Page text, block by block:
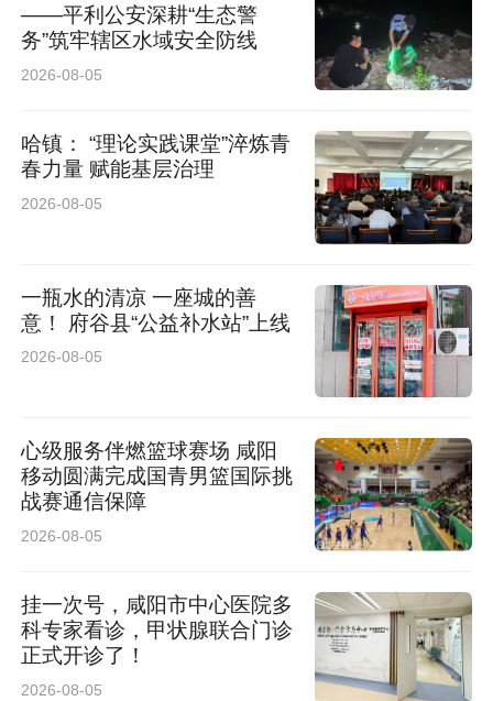
——平利公安深耕“生态警
务”筑牢辖区水域安全防线
2026-08-05
哈镇： “理论实践课堂”淬炼青
春力量 赋能基层治理
2026-08-05
一瓶水的清凉 一座城的善
意！ 府谷县“公益补水站”上线
2026-08-05
心级服务伴燃篮球赛场 咸阳
移动圆满完成国青男篮国际挑
战赛通信保障
2026-08-05
挂一次号，咸阳市中心医院多
科专家看诊，甲状腺联合门诊
正式开诊了！
2026-08-05